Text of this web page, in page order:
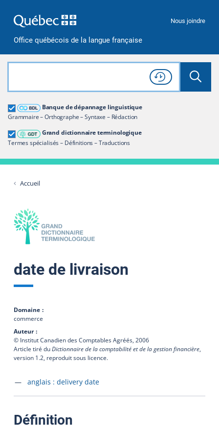
Office québécois de la langue française
Nous joindre
Rechercher dans tout le site
Lancer
Consulter l'
Historique
de recherche
Banque de dépannage linguistique
Grammaire – Orthographe – Syntaxe – Rédaction
Grand dictionnaire terminologique
Termes spécialisés – Définitions – Traductions
Grand dictionnaire terminologique
Restreindre aux termes
Accueil
date de livraison
Domaine
commerce
Auteur
© Institut Canadien des Comptables Agréés, 2006
Article tiré duDictionnaire de la comptabilité et de la gestion financière,
version 1.2, reproduit sous licence.
Accéder à la fiche en
anglais : delivery date
Définition